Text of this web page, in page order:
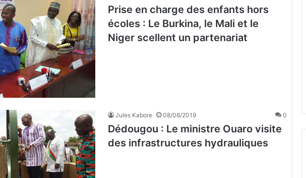
Prise en charge des enfants hors
écoles : Le Burkina, le Mali et le
Niger scellent un partenariat
Jules Kabore 08/08/2019 0
Dédougou : Le ministre Ouaro visite
des infrastructures hydrauliques